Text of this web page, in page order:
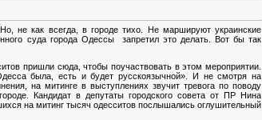
не как всегда, в городе тихо. Не маршируют украинские
суда города Одессы
запретил это делать. Вот бы так
пришли сюда, чтобы поучаствовать в этом мероприятии.
была, есть и будет русскоязычной». И не смотря на
на митинге в выступлениях звучит тревога по поводу
Кандидат в депутаты городского совета от ПР Нина
на митинг тысяч одесситов послышались оглушительный